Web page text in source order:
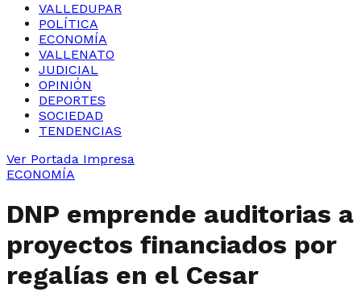
VALLEDUPAR
POLÍTICA
ECONOMÍA
VALLENATO
JUDICIAL
OPINIÓN
DEPORTES
SOCIEDAD
TENDENCIAS
Ver Portada Impresa
ECONOMÍA
DNP emprende auditorias a
proyectos financiados por
regalías en el Cesar